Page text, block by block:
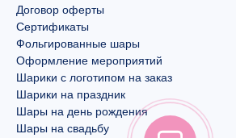
Договор оферты
Сертификаты
Фольгированные шары
Оформление мероприятий
Шарики с логотипом на заказ
Шарики на праздник
Шары на день рождения
Шары на свадьбу